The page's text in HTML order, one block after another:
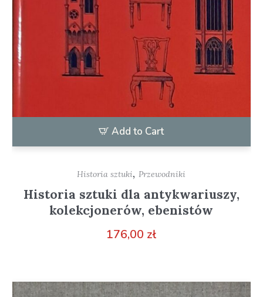
Add to Cart
Historia sztuki, Przewodniki
Historia sztuki dla antykwariuszy,
kolekcjonerów, ebenistów
176,00 zł